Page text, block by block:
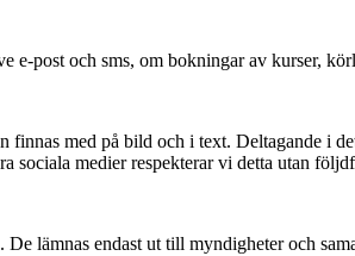
e-post och sms, om bokningar av kurser,
finnas med på bild och i text. Deltagande
sociala medier respekterar vi detta utan
lämnas endast ut till myndigheter och